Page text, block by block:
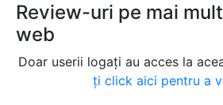
Review-uri pe mai
web
Doar userii logați au acces la
ți click aici pentru a